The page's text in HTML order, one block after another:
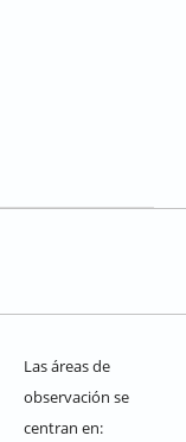
Las áreas de
observación se
centran en: